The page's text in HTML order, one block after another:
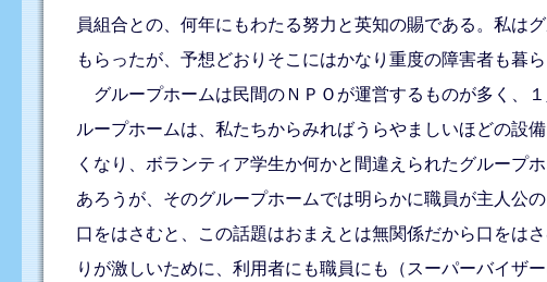
員組合との、何年にもわたる努力と英知の賜である。私は
もらったが、予想どおりそこにはかなり重度の障害者も暮ら
グループホームは民間のＮＰＯが運営するものが多く、
ループホームは、私たちからみればうらやましいほどの設
くなり、ボランティア学生か何かと間違えられたグループ
あろうが、そのグループホームでは明らかに職員が主人公
口をはさむと、この話題はおまえとは無関係だから口をは
りが激しいために、利用者にも職員にも（スーパーバイザ